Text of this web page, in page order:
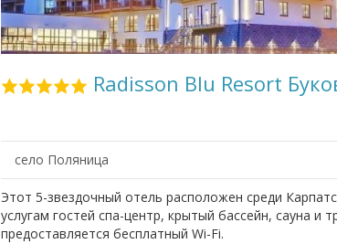
Radisson Blu Resort
село Поляница
Этот 5-звездочный отель расположен среди
услугам гостей спа-центр, крытый бассейн, сауна и
предоставляется бесплатный Wi-Fi.